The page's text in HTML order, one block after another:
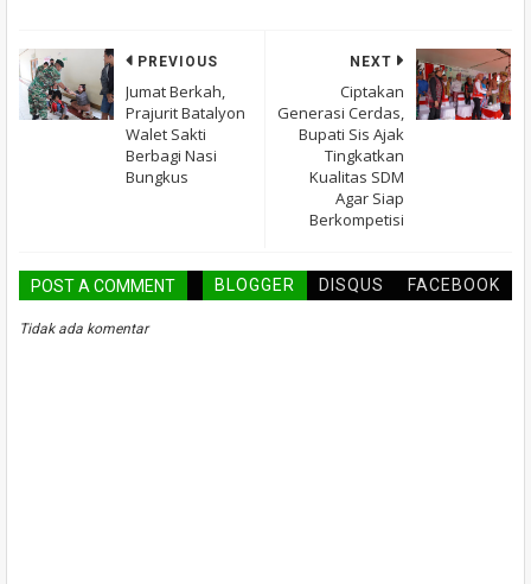
NEXT
Ciptakan
Generasi Cerdas,
Bupati Sis Ajak
Tingkatkan
Kualitas SDM
Agar Siap
Berkompetisi
PREVIOUS
Jumat Berkah,
Prajurit Batalyon
Walet Sakti
Berbagi Nasi
Bungkus
POST A COMMENT BLOGGER DISQUS FACEBOOK
Tidak ada komentar